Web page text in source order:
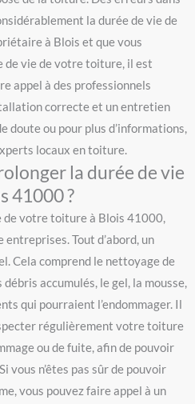
la durée de vie de
à Blois et que vous
de vie de votre toiture, il est
appel à des professionnels
correcte et un entretien
doute ou pour plus d’informations,
locaux en toiture.
la durée de vie
41000 ?
de votre toiture à Blois 41000,
Tout d’abord, un
Cela comprend le nettoyage de
accumulés, le gel, la mousse,
qui pourraient l’endommager. Il
régulièrement votre toiture
ou de fuite, afin de pouvoir
vous n’êtes pas sûr de pouvoir
vous pouvez faire appel à un